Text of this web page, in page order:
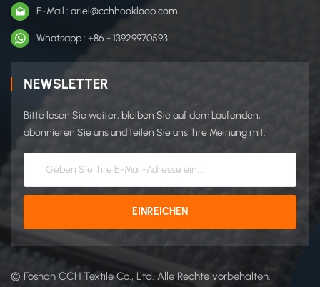
E-Mail : ariel@cchhookloop.com
Whatsapp : +86 - 13929970593
NEWSLETTER
Bitte lesen Sie weiter, bleiben Sie auf dem Laufenden,
abonnieren Sie uns und teilen Sie uns Ihre Meinung mit.
© Foshan CCH Textile Co., Ltd. Alle Rechte vorbehalten.